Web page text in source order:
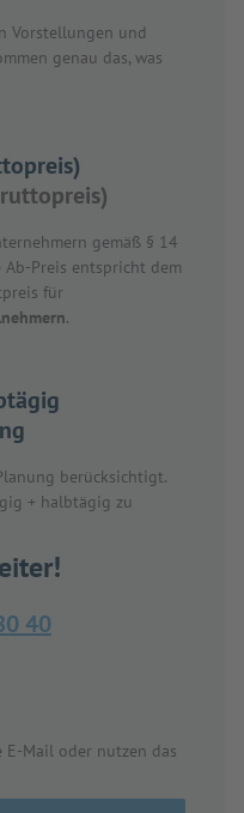
Vorstellungen und
genau das, was
gemäß § 14
Ab-Preis entspricht dem
für
.
berücksichtigt.
+ halbtägig zu
40
E-Mail oder nutzen das